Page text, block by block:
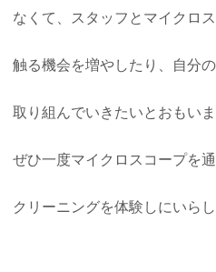
なくて、スタッフとマイクロ
触る機会を増やしたり、自分
取り組んでいきたいとおもいま
ぜひ一度マイクロスコープを
クリーニングを体験しにいら